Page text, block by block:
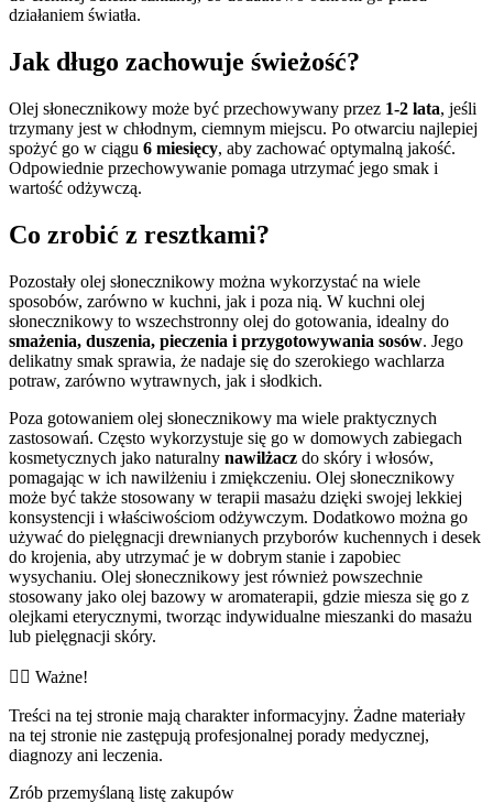
działaniem światła.
Jak długo zachowuje świeżość?
Olej słonecznikowy może być przechowywany przez 1-2 lata, jeśli
trzymany jest w chłodnym, ciemnym miejscu. Po otwarciu najlepiej
spożyć go w ciągu 6 miesięcy, aby zachować optymalną jakość.
Odpowiednie przechowywanie pomaga utrzymać jego smak i
wartość odżywczą.
Co zrobić z resztkami?
Pozostały olej słonecznikowy można wykorzystać na wiele
sposobów, zarówno w kuchni, jak i poza nią. W kuchni olej
słonecznikowy to wszechstronny olej do gotowania, idealny do
smażenia, duszenia, pieczenia i przygotowywania sosów. Jego
delikatny smak sprawia, że nadaje się do szerokiego wachlarza
potraw, zarówno wytrawnych, jak i słodkich.
Poza gotowaniem olej słonecznikowy ma wiele praktycznych
zastosowań. Często wykorzystuje się go w domowych zabiegach
kosmetycznych jako naturalny nawilżacz do skóry i włosów,
pomagając w ich nawilżeniu i zmiękczeniu. Olej słonecznikowy
może być także stosowany w terapii masażu dzięki swojej lekkiej
konsystencji i właściwościom odżywczym. Dodatkowo można go
używać do pielęgnacji drewnianych przyborów kuchennych i desek
do krojenia, aby utrzymać je w dobrym stanie i zapobiec
wysychaniu. Olej słonecznikowy jest również powszechnie
stosowany jako olej bazowy w aromaterapii, gdzie miesza się go z
olejkami eterycznymi, tworząc indywidualne mieszanki do masażu
lub pielęgnacji skóry.
👨‍⚕️️ Ważne!
Treści na tej stronie mają charakter informacyjny. Żadne materiały
na tej stronie nie zastępują profesjonalnej porady medycznej,
diagnozy ani leczenia.
Zrób przemyślaną listę zakupów